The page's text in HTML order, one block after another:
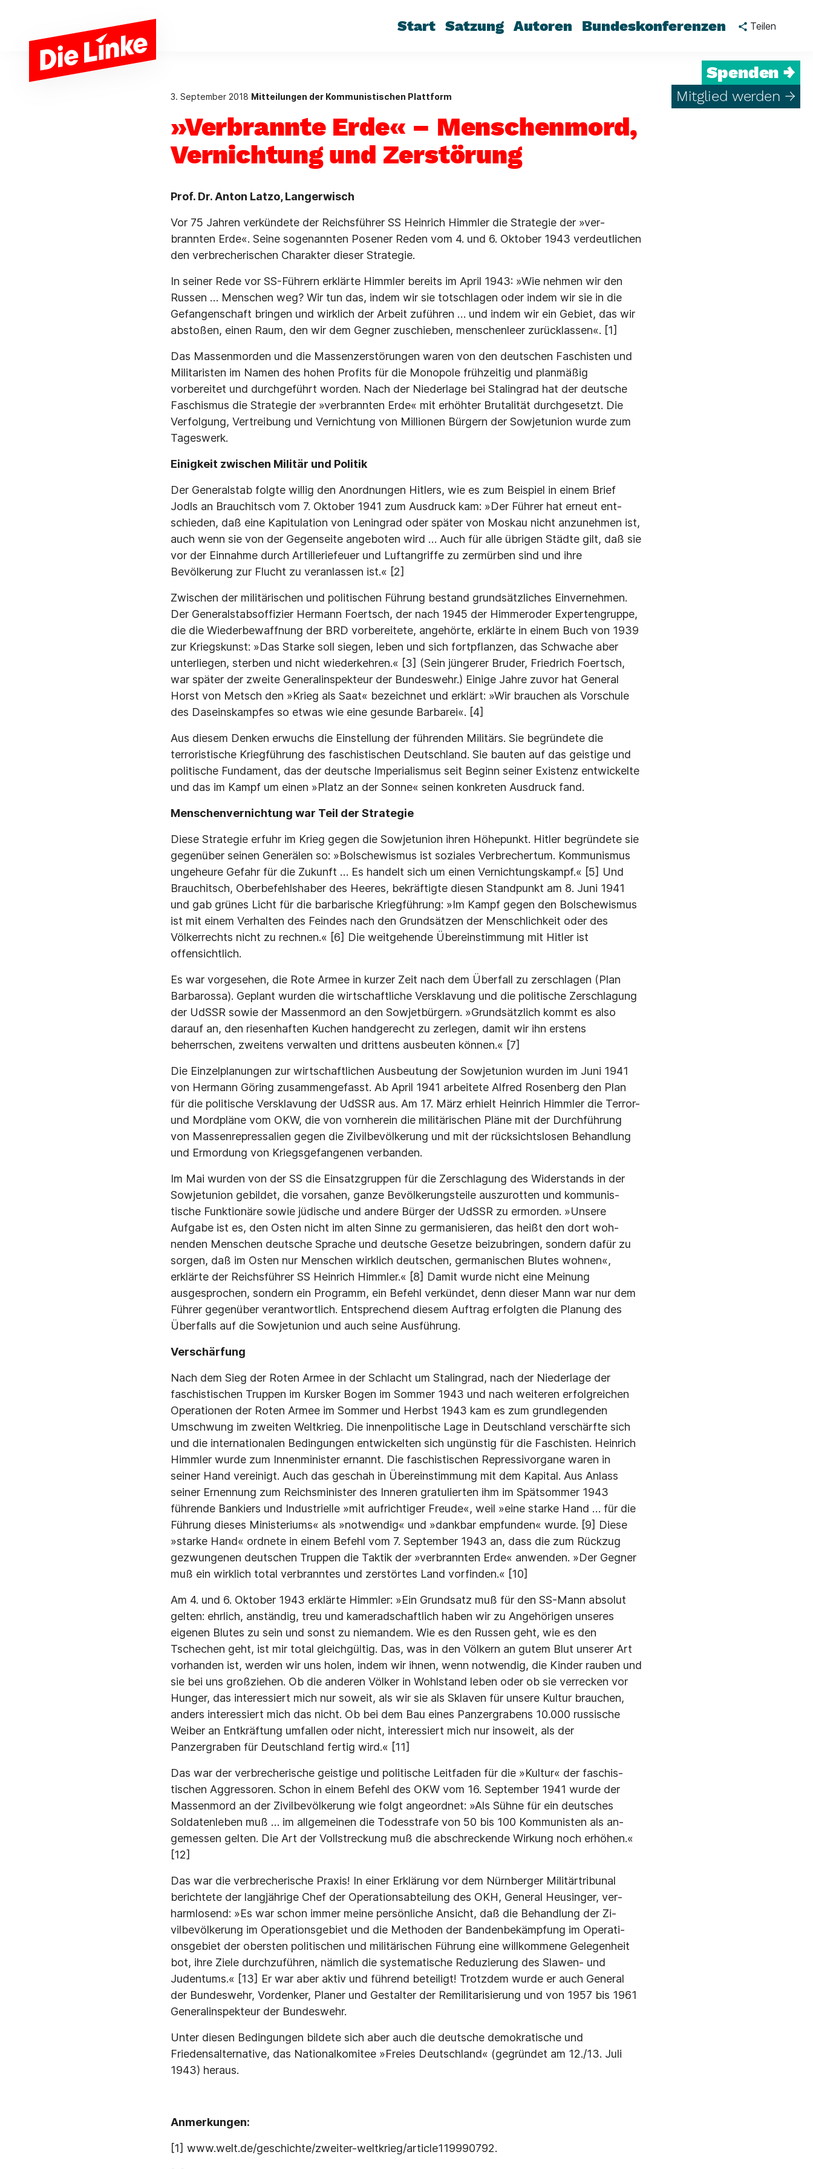
Start Satzung Autoren Bundeskonferenzen Teilen
Spenden →
Mitglied werden →
3. September 2018 Mitteilungen der Kommunistischen Plattform
»Verbrannte Erde« – Menschenmord,
Vernichtung und Zerstörung
Prof. Dr. Anton Latzo, Langerwisch
Vor 75 Jahren verkündete der Reichsführer SS Heinrich Himmler die Strategie der »ver­
brannten Erde«. Seine sogenannten Posener Reden vom 4. und 6. Oktober 1943 verdeutli­chen
den verbrecherischen Charakter dieser Strategie.
In seiner Rede vor SS-Führern erklärte Himmler bereits im April 1943: »Wie nehmen wir den
Russen … Menschen weg? Wir tun das, indem wir sie totschlagen oder indem wir sie in die
Gefangenschaft bringen und wirklich der Arbeit zuführen … und indem wir ein Gebiet, das wir
abstoßen, einen Raum, den wir dem Gegner zuschieben, menschenleer zurücklas­sen«. [1]
Das Massenmorden und die Massenzerstörungen waren von den deutschen Faschisten und
Militaristen im Namen des hohen Profits für die Monopole frühzeitig und planmäßig
vorbereitet und durchgeführt worden. Nach der Niederlage bei Stalingrad hat der deutsche
Faschismus die Strategie der »verbrannten Erde« mit erhöhter Brutalität durchgesetzt. Die
Verfolgung, Vertreibung und Vernichtung von Millionen Bürgern der Sowjetunion wurde zum
Tageswerk.
Einigkeit zwischen Militär und Politik
Der Generalstab folgte willig den Anordnungen Hitlers, wie es zum Beispiel in einem Brief
Jodls an Brauchitsch vom 7. Oktober 1941 zum Ausdruck kam: »Der Führer hat erneut ent­
schieden, daß eine Kapitulation von Leningrad oder später von Moskau nicht anzunehmen ist,
auch wenn sie von der Gegenseite angeboten wird … Auch für alle übrigen Städte gilt, daß sie
vor der Einnahme durch Artilleriefeuer und Luftangriffe zu zermürben sind und ihre
Bevölkerung zur Flucht zu veranlassen ist.« [2]
Zwischen der militärischen und politischen Führung bestand grundsätzliches Einverneh­men.
Der Generalstabsoffizier Hermann Foertsch, der nach 1945 der Himmeroder Exper­tengruppe,
die die Wiederbewaffnung der BRD vorbereitete, angehörte, erklärte in einem Buch von 1939
zur Kriegskunst: »Das Starke soll siegen, leben und sich fortpflanzen, das Schwache aber
unterliegen, sterben und nicht wiederkehren.« [3] (Sein jüngerer Bruder, Friedrich Foertsch,
war später der zweite Generalinspekteur der Bundeswehr.) Einige Jahre zuvor hat General
Horst von Metsch den »Krieg als Saat« bezeichnet und erklärt: »Wir brauchen als Vorschule
des Daseinskampfes so etwas wie eine gesunde Barbarei«. [4]
Aus diesem Denken erwuchs die Einstellung der führenden Militärs. Sie begründete die
terroristische Kriegführung des faschistischen Deutschland. Sie bauten auf das geistige und
politische Fundament, das der deutsche Imperialismus seit Beginn seiner Existenz ent­wickelte
und das im Kampf um einen »Platz an der Sonne« seinen konkreten Ausdruck fand.
Menschenvernichtung war Teil der Strategie
Diese Strategie erfuhr im Krieg gegen die Sowjetunion ihren Höhepunkt. Hitler begründete sie
gegenüber seinen Generälen so: »Bolschewismus ist soziales Verbrechertum. Kommunismus
ungeheure Gefahr für die Zukunft … Es handelt sich um einen Vernich­tungskampf.« [5] Und
Brauchitsch, Oberbefehlshaber des Heeres, bekräftigte diesen Stand­punkt am 8. Juni 1941
und gab grünes Licht für die barbarische Kriegführung: »Im Kampf gegen den Bolschewismus
ist mit einem Verhalten des Feindes nach den Grundsätzen der Menschlichkeit oder des
Völkerrechts nicht zu rechnen.« [6] Die weitgehende Übereinstim­mung mit Hitler ist
offensichtlich.
Es war vorgesehen, die Rote Armee in kurzer Zeit nach dem Überfall zu zerschlagen (Plan
Barbarossa). Geplant wurden die wirtschaftliche Versklavung und die politische Zerschla­gung
der UdSSR sowie der Massenmord an den Sowjetbürgern. »Grundsätzlich kommt es also
darauf an, den riesenhaften Kuchen handgerecht zu zerlegen, damit wir ihn erstens
beherrschen, zweitens verwalten und drittens ausbeuten können.« [7]
Die Einzelplanungen zur wirtschaftlichen Ausbeutung der Sowjetunion wurden im Juni 1941
von Hermann Göring zusammengefasst. Ab April 1941 arbeitete Alfred Rosenberg den Plan
für die politische Versklavung der UdSSR aus. Am 17. März erhielt Heinrich Himmler die Terror-
und Mordpläne vom OKW, die von vornherein die militärischen Pläne mit der Durchführung
von Massenrepressalien gegen die Zivilbevölkerung und mit der rücksichtslosen Behandlung
und Ermordung von Kriegsgefangenen verbanden.
Im Mai wurden von der SS die Einsatzgruppen für die Zerschlagung des Widerstands in der
Sowjetunion gebildet, die vorsahen, ganze Bevölkerungsteile auszurotten und kommunis­
tische Funktionäre sowie jüdische und andere Bürger der UdSSR zu ermorden. »Unsere
Aufgabe ist es, den Osten nicht im alten Sinne zu germanisieren, das heißt den dort woh­
nenden Menschen deutsche Sprache und deutsche Gesetze beizubringen, sondern dafür zu
sorgen, daß im Osten nur Menschen wirklich deutschen, germanischen Blutes wohnen«,
erklärte der Reichsführer SS Heinrich Himmler.« [8] Damit wurde nicht eine Meinung
ausgesprochen, sondern ein Programm, ein Befehl verkündet, denn dieser Mann war nur dem
Führer gegenüber verantwortlich. Entsprechend diesem Auftrag erfolgten die Planung des
Überfalls auf die Sowjetunion und auch seine Ausführung.
Verschärfung
Nach dem Sieg der Roten Armee in der Schlacht um Stalingrad, nach der Niederlage der
faschistischen Truppen im Kursker Bogen im Sommer 1943 und nach weiteren erfolgrei­chen
Operationen der Roten Armee im Sommer und Herbst 1943 kam es zum grundlegen­den
Umschwung im zweiten Weltkrieg. Die innenpolitische Lage in Deutschland verschärf­te sich
und die internationalen Bedingungen entwickelten sich ungünstig für die Faschis­ten. Heinrich
Himmler wurde zum Innenminister ernannt. Die faschistischen Repressivor­gane waren in
seiner Hand vereinigt. Auch das geschah in Übereinstimmung mit dem Kapi­tal. Aus Anlass
seiner Ernennung zum Reichsminister des Inneren gratulierten ihm im Spätsommer 1943
führende Bankiers und Industrielle »mit aufrichtiger Freude«, weil »eine starke Hand … für die
Führung dieses Ministeriums« als »notwendig« und »dankbar emp­funden« wurde. [9] Diese
»starke Hand« ordnete in einem Befehl vom 7. September 1943 an, dass die zum Rückzug
gezwungenen deutschen Truppen die Taktik der »verbrannten Erde« anwenden. »Der Gegner
muß ein wirklich total verbranntes und zerstörtes Land vorfinden.« [10]
Am 4. und 6. Oktober 1943 erklärte Himmler: »Ein Grundsatz muß für den SS-Mann ab­solut
gelten: ehrlich, anständig, treu und kameradschaftlich haben wir zu Angehörigen un­seres
eigenen Blutes zu sein und sonst zu niemandem. Wie es den Russen geht, wie es den
Tschechen geht, ist mir total gleichgültig. Das, was in den Völkern an gutem Blut unse­rer Art
vorhanden ist, werden wir uns holen, indem wir ihnen, wenn notwendig, die Kinder rauben und
sie bei uns großziehen. Ob die anderen Völker in Wohlstand leben oder ob sie verrecken vor
Hunger, das interessiert mich nur soweit, als wir sie als Sklaven für unsere Kultur brauchen,
anders interessiert mich das nicht. Ob bei dem Bau eines Panzergrabens 10.000 russische
Weiber an Entkräftung umfallen oder nicht, interessiert mich nur inso­weit, als der
Panzergraben für Deutschland fertig wird.« [11]
Das war der verbrecherische geistige und politische Leitfaden für die »Kultur« der faschis­
tischen Aggressoren. Schon in einem Befehl des OKW vom 16. September 1941 wurde der
Massenmord an der Zivilbevölkerung wie folgt angeordnet: »Als Sühne für ein deutsches
Soldatenleben muß … im allgemeinen die Todesstrafe von 50 bis 100 Kommunisten als an­
gemessen gelten. Die Art der Vollstreckung muß die abschreckende Wirkung noch erhö­hen.«
[12]
Das war die verbrecherische Praxis! In einer Erklärung vor dem Nürnberger Militärtribunal
berichtete der langjährige Chef der Operationsabteilung des OKH, General Heusinger, ver­
harmlosend: »Es war schon immer meine persönliche Ansicht, daß die Behandlung der Zi­
vilbevölkerung im Operationsgebiet und die Methoden der Bandenbekämpfung im Operati­
onsgebiet der obersten politischen und militärischen Führung eine willkommene Gelegen­heit
bot, ihre Ziele durchzuführen, nämlich die systematische Reduzierung des Slawen- und
Judentums.« [13] Er war aber aktiv und führend beteiligt! Trotzdem wurde er auch General
der Bundeswehr, Vordenker, Planer und Gestalter der Remilitarisierung und von 1957 bis 1961
Generalinspekteur der Bundeswehr.
Unter diesen Bedingungen bildete sich aber auch die deutsche demokratische und
Friedensalternative, das Nationalkomitee »Freies Deutschland« (gegründet am 12./13. Juli
1943) heraus.
Anmerkungen:
[1] www.welt.de/geschichte/zweiter-weltkrieg/article119990792.